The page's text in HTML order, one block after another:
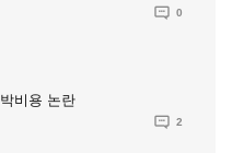
0
비용 논란
2